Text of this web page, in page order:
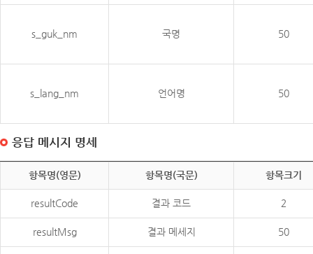
s_guk_nm 국명 50
s_lang_nm 언어명 50
응답 메시지 명세
항목명(영문) 항목명(국문) 항목크기
resultCode 결과 코드 2
resultMsg 결과 메세지 50